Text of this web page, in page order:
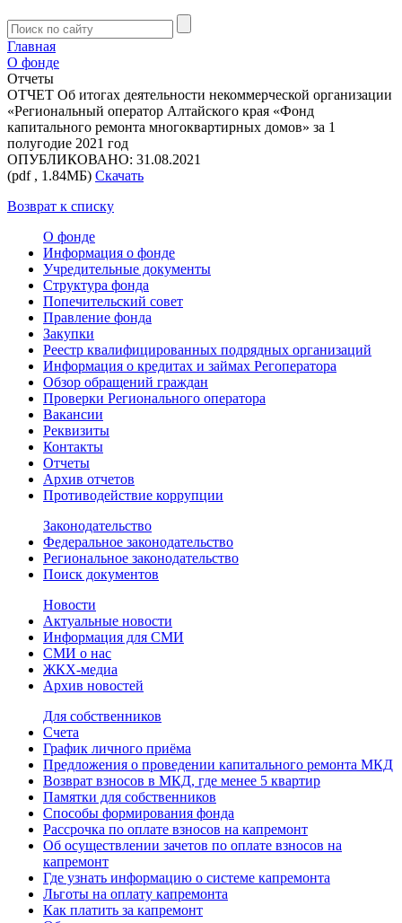
Главная
О фонде
Отчеты
ОТЧЕТ Об итогах деятельности некоммерческой организации
«Региональный оператор Алтайского края «Фонд
капитального ремонта многоквартирных домов» за 1
полугодие 2021 год
ОПУБЛИКОВАНО: 31.08.2021
(pdf , 1.84МБ) Скачать
Возврат к списку
О фонде
Информация о фонде
Учредительные документы
Структура фонда
Попечительский совет
Правление фонда
Закупки
Реестр квалифицированных подрядных организаций
Информация о кредитах и займах Регоператора
Обзор обращений граждан
Проверки Регионального оператора
Вакансии
Реквизиты
Контакты
Отчеты
Архив отчетов
Противодействие коррупции
Законодательство
Федеральное законодательство
Региональное законодательство
Поиск документов
Новости
Актуальные новости
Информация для СМИ
СМИ о нас
ЖКХ-медиа
Архив новостей
Для собственников
Счета
График личного приёма
Предложения о проведении капитального ремонта МКД
Возврат взносов в МКД, где менее 5 квартир
Памятки для собственников
Способы формирования фонда
Рассрочка по оплате взносов на капремонт
Об осуществлении зачетов по оплате взносов на
капремонт
Где узнать информацию о системе капремонта
Льготы на оплату капремонта
Как платить за капремонт